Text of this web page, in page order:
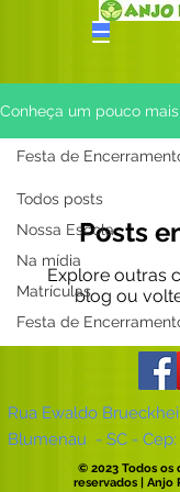
Conheça um pouco mais
Todos posts
Nossa Escola
Na mídia
Matrículas
Festa de
Festa de
Posts
Explore outras
blog ou
Rua Ewaldo
Blumenau - SC - Cep:
© 2023 Todos os
reservados | Anjo